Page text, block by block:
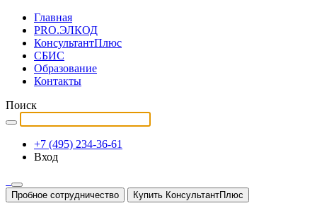
Главная
PRO.ЭЛКОД
КонсультантПлюс
СБИС
Образование
Контакты
Поиск
+7 (495) 234-36-61
Вход
Пробное сотрудничество Купить КонсультантПлюс